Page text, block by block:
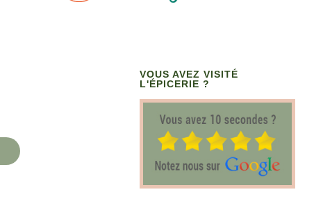
VOUS AVEZ VISITÉ
L'ÉPICERIE ?